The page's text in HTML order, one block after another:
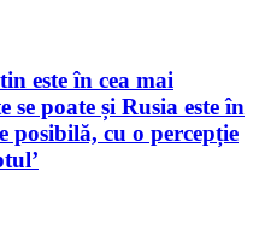
este în cea mai
poate și Rusia este în
posibilă, cu o percepție